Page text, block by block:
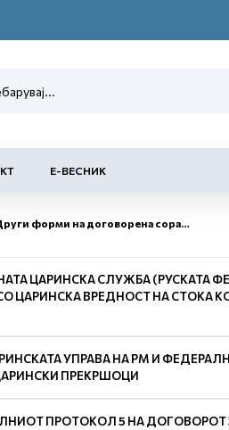
Е-ВЕСНИК
форми на договорена соработка
ЦАРИНСКА СЛУЖБА (РУСКАТА
ВРЕДНОСТ НА СТОКА
УПРАВА НА РМ И
ПРЕКРШОЦИ
ПРОТОКОЛ 5 НА ДОГОВОРОТ